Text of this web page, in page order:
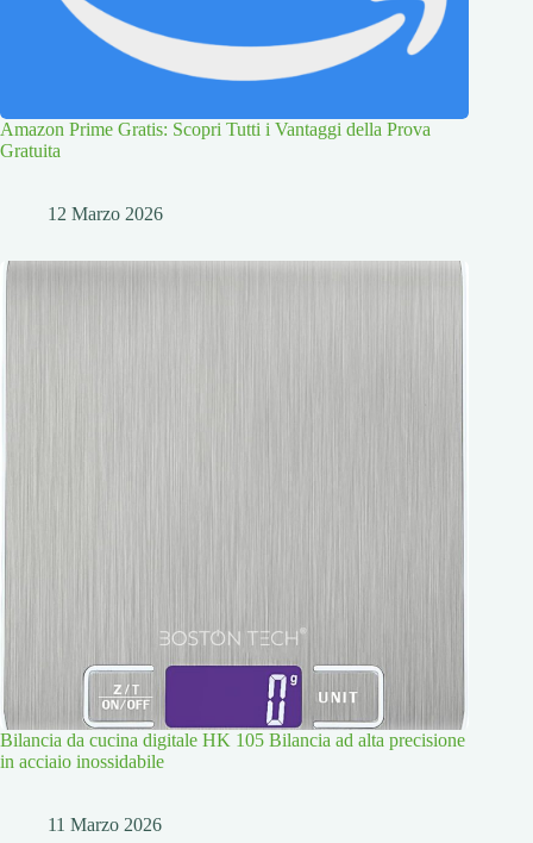
Amazon Prime Gratis: Scopri Tutti i Vantaggi della Prova
Gratuita
12 Marzo 2026
Bilancia da cucina digitale HK 105 Bilancia ad alta precisione
in acciaio inossidabile
11 Marzo 2026